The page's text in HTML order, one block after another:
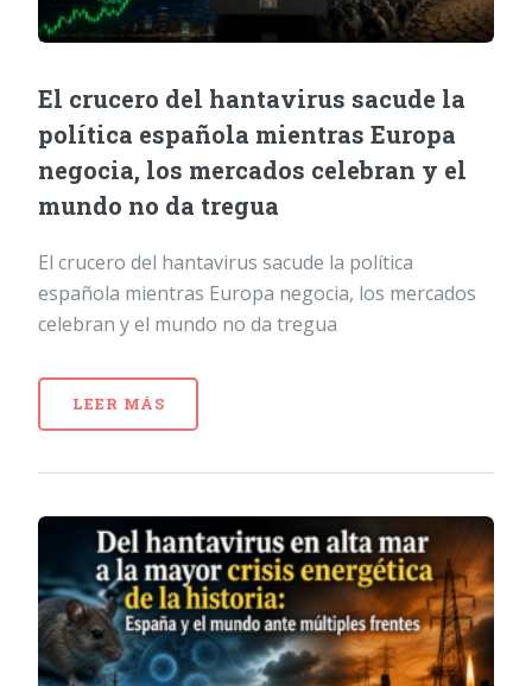
El crucero del hantavirus sacude la
política española mientras Europa
negocia, los mercados celebran y el
mundo no da tregua
El crucero del hantavirus sacude la política
española mientras Europa negocia, los mercados
celebran y el mundo no da tregua
LEER MÁS